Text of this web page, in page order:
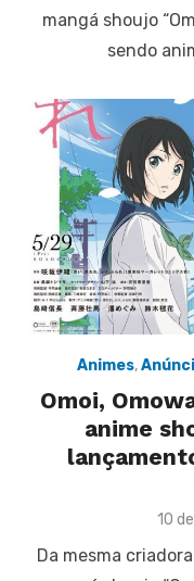
mangá shoujo
sendo
Animes,
Omoi,
anime
10
Da mesma